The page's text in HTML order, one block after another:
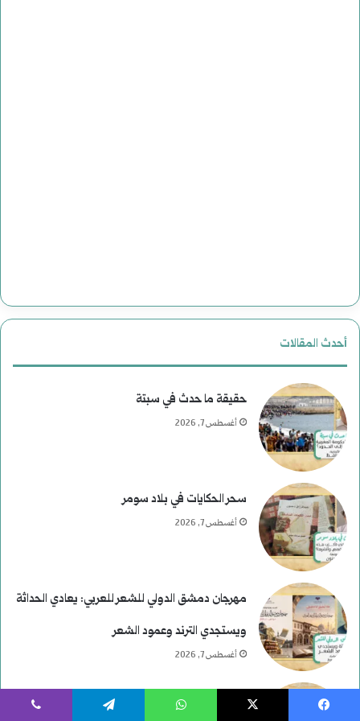
أحدث المقالات
حقيقة ما حدث في سبتة
أغسطس 7, 2026
سحر الحكايات في بلاد سومر
أغسطس 7, 2026
مهرجان دمشق الدولي للشعر للعربي: يعادي الحداثة
ويستجدي الترند وعمود الشعر
أغسطس 7, 2026
تعقيبا على مقال حمزة رستناوي: العلويون بين